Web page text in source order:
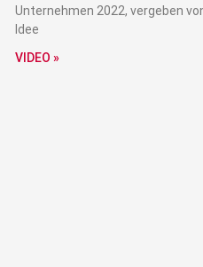
Unternehmen 2022, vergeben
Idee
VIDEO »